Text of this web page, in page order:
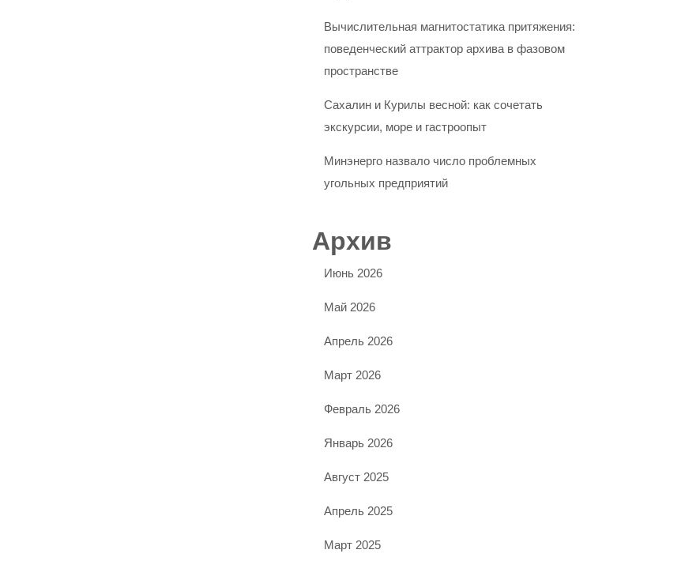
Вычислительная магнитостатика притяжения:
поведенческий аттрактор архива в фазовом
пространстве
Сахалин и Курилы весной: как сочетать
экскурсии, море и гастроопыт
Минэнерго назвало число проблемных
угольных предприятий
Архив
Июнь 2026
Май 2026
Апрель 2026
Март 2026
Февраль 2026
Январь 2026
Август 2025
Апрель 2025
Март 2025